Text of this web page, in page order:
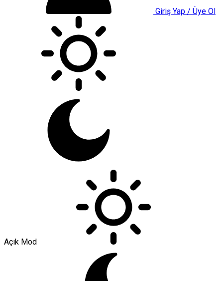
Giriş Yap / Üye Ol
Açık Mod